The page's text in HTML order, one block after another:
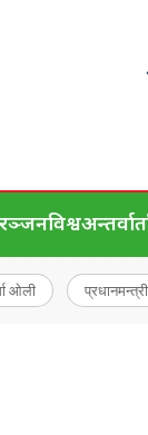
विश्व
ओली